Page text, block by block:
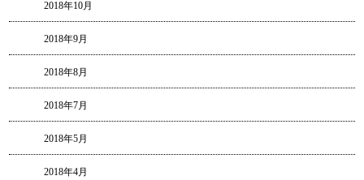
2018年10月
2018年9月
2018年8月
2018年7月
2018年5月
2018年4月